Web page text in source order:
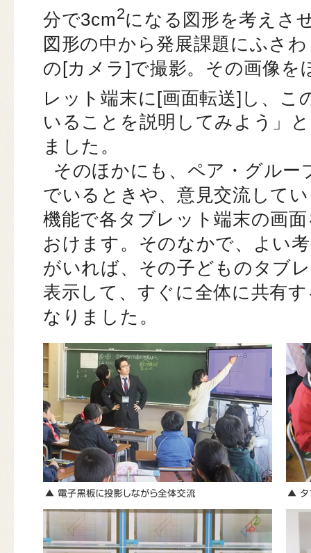
分で3cm2になる図形を考えさ
図形の中から発展課題にふさ
の[カメラ]で撮影。その画像を
レット端末に[画面転送]し、こ
いることを説明してみよう」
ました。
そのほかにも、ペア・グルー
でいるときや、意見交流して
機能で各タブレット端末の画
おけます。そのなかで、よい
がいれば、その子どものタブ
表示して、すぐに全体に共有
なりました。